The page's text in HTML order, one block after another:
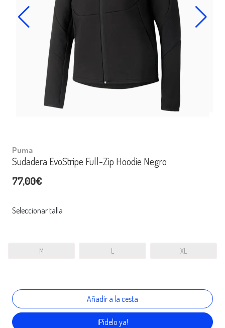
Puma
Sudadera EvoStripe Full-Zip Hoodie Negro
77,00€
Seleccionar talla
M L XL
¡Pídelo ya!